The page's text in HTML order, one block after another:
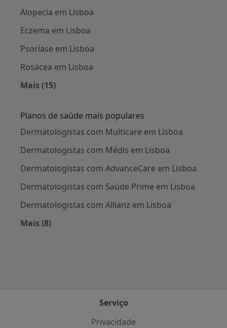
Alopecia em Lisboa
Eczema em Lisboa
Psoríase em Lisboa
Rosácea em Lisboa
Mais (15)
Planos de saúde mais populares
Dermatologistas com Multicare em Lisboa
Dermatologistas com Médis em Lisboa
Dermatologistas com AdvanceCare em Lisboa
Dermatologistas com Saúde Prime em Lisboa
Dermatologistas com Allianz em Lisboa
Mais (8)
Serviço
Privacidade